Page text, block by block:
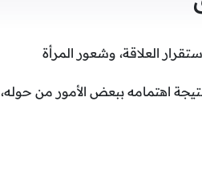
العلاقة، وشعور المرأة
اهتمامه ببعض الأمور من حوله،